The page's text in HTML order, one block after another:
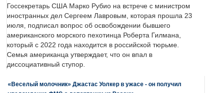
Госсекретарь США Марко Рубио на встрече с министром
иностранных дел Сергеем Лавровым, которая прошла 23
июля, подписал вопрос об освобождении бывшего
американского морского пехотинца Роберта Гилмана,
который с 2022 года находится в российской тюрьме.
Семья американца утверждает, что он впал в
диссоциативный ступор.
«Веселый молочник» Джастас Уолкер в ужасе - он получил